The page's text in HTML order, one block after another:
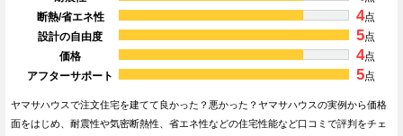
断熱/省エネ性
4点
設計の自由度
5点
価格
4点
アフターサポート
5点
ヤマサハウスで注文住宅を建てて良かった？悪かった？ヤマサハウスの実例から価格
面をはじめ、耐震性や気密断熱性、省エネ性などの住宅性能など口コミで評判をチェ